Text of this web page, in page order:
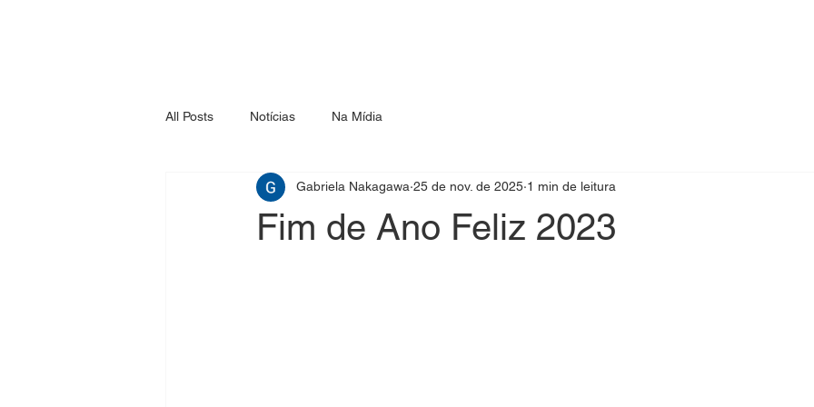
All Posts Notícias Na Mídia
Fim de Ano Feliz 2023
Gabriela Nakagawa 25 de nov. de 2025 1 min de leitura